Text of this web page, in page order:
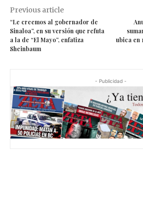
Previous article
“Le creemos al gobernador de
Sinaloa”, en su versión que refuta
a la de “El Mayo”, enfatiza
Sheinbaum
ubica en
- Publicidad -